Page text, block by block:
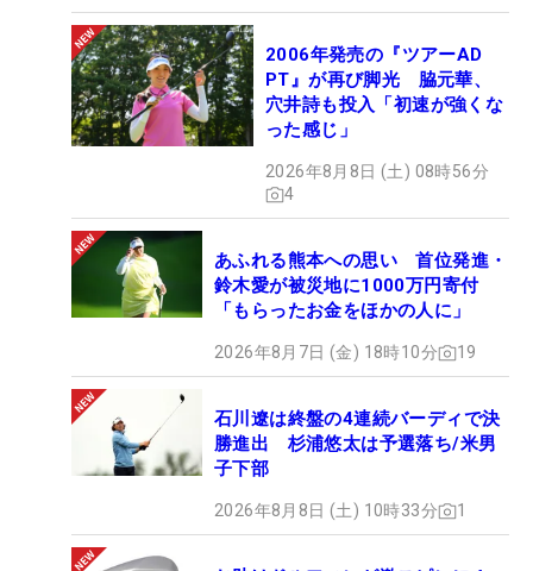
2006年発売の『ツアーAD
PT』が再び脚光 脇元華、
穴井詩も投入「初速が強くな
った感じ」
2026年8月8日 (土) 08時56分
4
あふれる熊本への思い 首位発進・
鈴木愛が被災地に1000万円寄付
「もらったお金をほかの人に」
2026年8月7日 (金) 18時10分 19
石川遼は終盤の4連続バーディで決
勝進出 杉浦悠太は予選落ち/米男
子下部
2026年8月8日 (土) 10時33分 1